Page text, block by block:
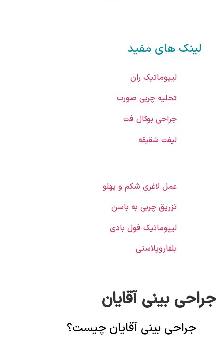
لینک های مفید
لیپوماتیک ران
تخلیه چربی صورت
جراحی بوکال فت
لیفت شقیقه
عمل لاغری شکم و پهلو
تزریق چربی به باسن
لیپوماتیک فول بادی
بلفاروپلاستی
جراحی بینی آقایان
جراحی بینی آقایان چیست؟